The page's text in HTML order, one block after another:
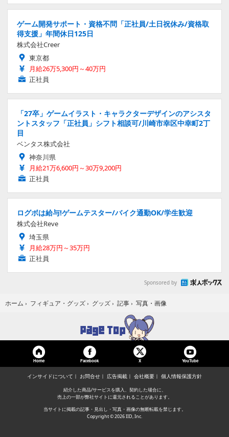
ゲーム開発サポート・資格不問「正社員/土日祝休み/資格取
得支援」年間休日125日
株式会社Creer
東京都
月給26万5,300円～40万円
正社員
「27卒」ゲームイラスト・キャラクターデザインのアシスタ
ントスタッフ「正社員」シフト相談可/川崎市幸区中幸町2丁
目
ベンタス株式会社
神奈川県
月給21万6,600円～30万9,200円
正社員
ログボは給与!ゲームテスター/バイク通勤OK/学生歓迎
株式会社Reve
埼玉県
月給28万円～35万円
正社員
Sponsored by
ホーム › フィギュア・グッズ › グッズ › 記事 › 写真・画像
Home Facebook X YouTube
インサイドについて お問合せ 広告掲載 会社概要 個人情報保護方針
紹介した商品/サービスを購入、契約した場合に、
売上の一部が弊社サイトに還元されることがあります。
当サイトに掲載の記事・見出し・写真・画像の無断転載を禁じます。
Copyright © 2026 IID, Inc.